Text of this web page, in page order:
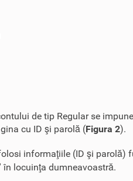
de tip Regular se
cu ID şi parolă (Figura 2).
informaţiile (ID şi parolă)
în locuinţa dumneavoastră.